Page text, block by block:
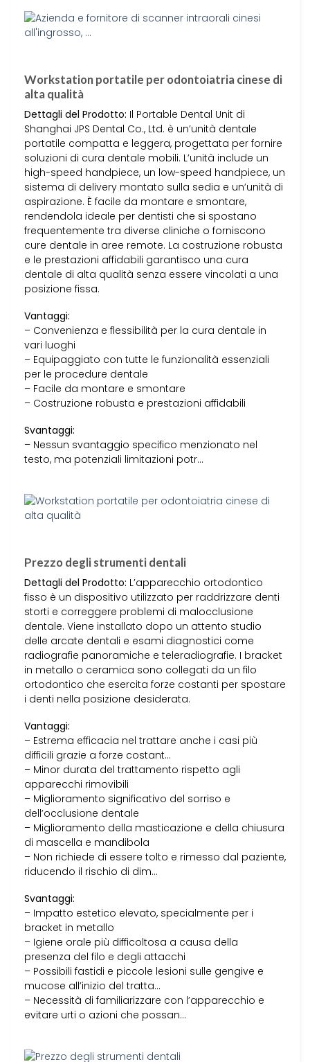
Workstation portatile per odontoiatria cinese di
alta qualità
Dettagli del Prodotto: Il Portable Dental Unit di
Shanghai JPS Dental Co., Ltd. è un’unità dentale
portatile compatta e leggera, progettata per fornire
soluzioni di cura dentale mobili. L’unità include un
high-speed handpiece, un low-speed handpiece, un
sistema di delivery montato sulla sedia e un’unità di
aspirazione. È facile da montare e smontare,
rendendola ideale per dentisti che si spostano
frequentemente tra diverse cliniche o forniscono
cure dentale in aree remote. La costruzione robusta
e le prestazioni affidabili garantisco una cura
dentale di alta qualità senza essere vincolati a una
posizione fissa.
Vantaggi:
– Convenienza e flessibilità per la cura dentale in
vari luoghi
– Equipaggiato con tutte le funzionalità essenziali
per le procedure dentale
– Facile da montare e smontare
– Costruzione robusta e prestazioni affidabili
Svantaggi:
– Nessun svantaggio specifico menzionato nel
testo, ma potenziali limitazioni potr…
Prezzo degli strumenti dentali
Dettagli del Prodotto: L’apparecchio ortodontico
fisso è un dispositivo utilizzato per raddrizzare denti
storti e correggere problemi di malocclusione
dentale. Viene installato dopo un attento studio
delle arcate dentali e esami diagnostici come
radiografie panoramiche e teleradiografie. I bracket
in metallo o ceramica sono collegati da un filo
ortodontico che esercita forze costanti per spostare
i denti nella posizione desiderata.
Vantaggi:
– Estrema efficacia nel trattare anche i casi più
difficili grazie a forze costant…
– Minor durata del trattamento rispetto agli
apparecchi rimovibili
– Miglioramento significativo del sorriso e
dell’occlusione dentale
– Miglioramento della masticazione e della chiusura
di mascella e mandibola
– Non richiede di essere tolto e rimesso dal paziente,
riducendo il rischio di dim…
Svantaggi:
– Impatto estetico elevato, specialmente per i
bracket in metallo
– Igiene orale più difficoltosa a causa della
presenza del filo e degli attacchi
– Possibili fastidi e piccole lesioni sulle gengive e
mucose all’inizio del tratta…
– Necessità di familiarizzare con l’apparecchio e
evitare urti o azioni che possan…